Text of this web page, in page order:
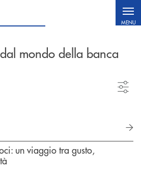
MENU
dal mondo della banca
un viaggio tra gusto,